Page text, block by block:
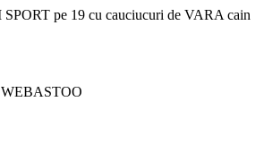
pe 19 cu cauciucuri de VARA cain
WEBASTOO